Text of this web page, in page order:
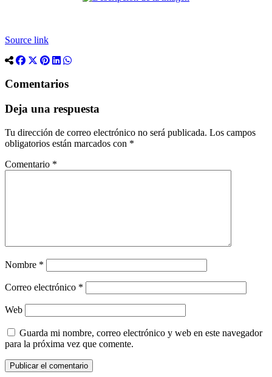
Source link
Comentarios
Deja una respuesta
Tu dirección de correo electrónico no será publicada. Los campos
obligatorios están marcados con *
Comentario *
Nombre *
Correo electrónico *
Web
Guarda mi nombre, correo electrónico y web en este navegador
para la próxima vez que comente.